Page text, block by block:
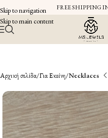
Skip to navigation
Skip to main content
FREE SHIPPING
Αρχική σελίδα Για Εκείνη Necklaces